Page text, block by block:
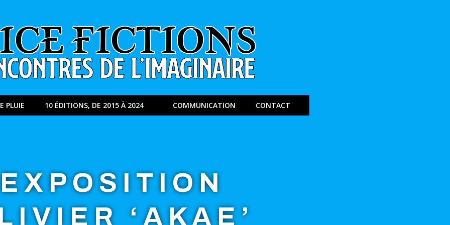
PLUIE 10 ÉDITIONS, DE 2015 À 2024 COMMUNICATION CONTACT
EXPOSITION
‘AKAE’